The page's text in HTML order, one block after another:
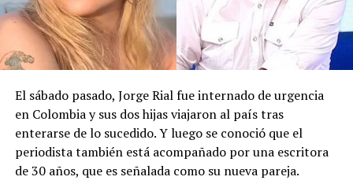
El sábado pasado, Jorge Rial fue internado de urgencia
en Colombia y sus dos hijas viajaron al país tras
enterarse de lo sucedido. Y luego se conoció que el
periodista también está acompañado por una escritora
de 30 años, que es señalada como su nueva pareja.